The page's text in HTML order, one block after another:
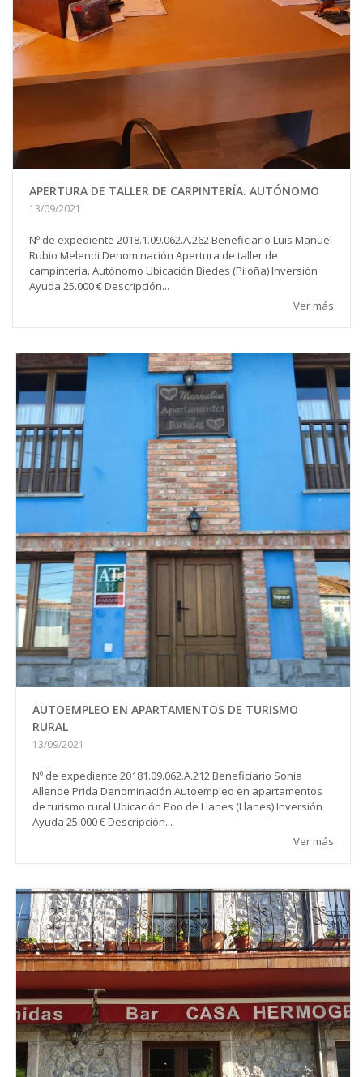
APERTURA DE TALLER DE CARPINTERÍA. AUTÓNOMO
13/09/2021
Nº de expediente 2018.1.09.062.A.262 Beneficiario Luis Manuel
Rubio Melendi Denominación Apertura de taller de
campintería. Autónomo Ubicación Biedes (Piloña) Inversión
Ayuda 25.000 € Descripción...
Ver más
AUTOEMPLEO EN APARTAMENTOS DE TURISMO
RURAL
13/09/2021
Nº de expediente 20181.09.062.A.212 Beneficiario Sonia
Allende Prida Denominación Autoempleo en apartamentos
de turismo rural Ubicación Poo de Llanes (Llanes) Inversión
Ayuda 25.000 € Descripción...
Ver más